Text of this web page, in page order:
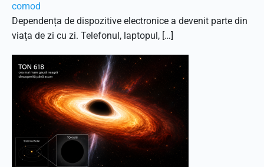
comod
Dependența de dispozitive electronice a devenit parte din
viața de zi cu zi. Telefonul, laptopul, […]